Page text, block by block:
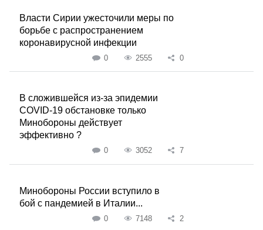
Власти Сирии ужесточили меры по
борьбе с распространением
коронавирусной инфекции
0 2555 0
В сложившейся из-за эпидемии
COVID-19 обстановке только
Минобороны действует
эффективно ?
0 3052 7
Минобороны России вступило в
бой с пандемией в Италии...
0 7148 2